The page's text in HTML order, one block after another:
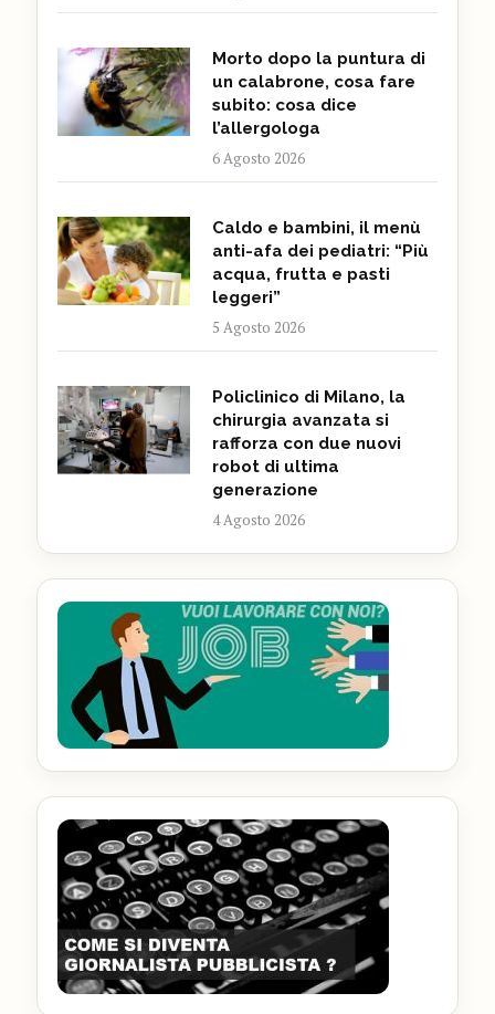
Morto dopo la puntura di
un calabrone, cosa fare
subito: cosa dice
l’allergologa
6 Agosto 2026
Caldo e bambini, il menù
anti-afa dei pediatri: “Più
acqua, frutta e pasti
leggeri”
5 Agosto 2026
Policlinico di Milano, la
chirurgia avanzata si
rafforza con due nuovi
robot di ultima
generazione
4 Agosto 2026